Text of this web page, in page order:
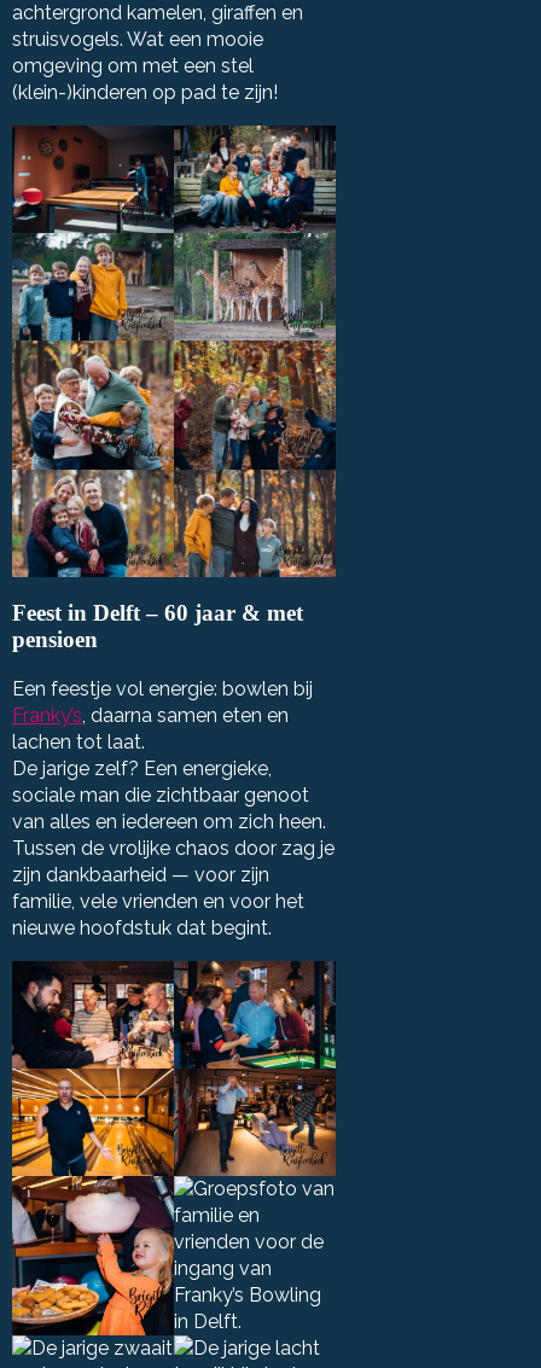
achtergrond kamelen, giraffen en
struisvogels. Wat een mooie
omgeving om met een stel
(klein-)kinderen op pad te zijn!
Feest in Delft – 60 jaar & met
pensioen
Een feestje vol energie: bowlen bij
Franky’s, daarna samen eten en
lachen tot laat.
De jarige zelf? Een energieke,
sociale man die zichtbaar genoot
van alles en iedereen om zich heen.
Tussen de vrolijke chaos door zag je
zijn dankbaarheid — voor zijn
familie, vele vrienden en voor het
nieuwe hoofdstuk dat begint.